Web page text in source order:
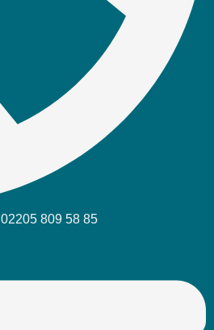
02205 809 58 85